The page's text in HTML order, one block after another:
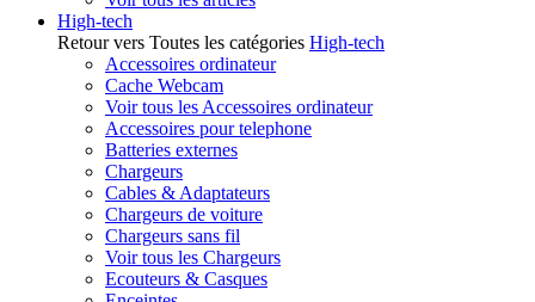
High-tech
Retour vers Toutes les catégories High-tech
Accessoires ordinateur
Cache Webcam
Voir tous les Accessoires ordinateur
Accessoires pour telephone
Batteries externes
Chargeurs
Cables & Adaptateurs
Chargeurs de voiture
Chargeurs sans fil
Voir tous les Chargeurs
Ecouteurs & Casques